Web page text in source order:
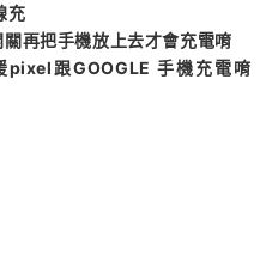
充
再把手機放上去才會充電唷
跟GOOGLE 手機充電唷